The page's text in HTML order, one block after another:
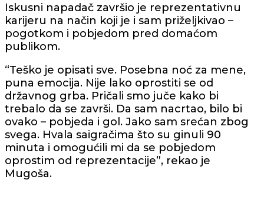
Iskusni napadač završio je reprezentativnu
karijeru na način koji je i sam priželjkivao –
pogotkom i pobjedom pred domaćom
publikom.
“Teško je opisati sve. Posebna noć za mene,
puna emocija. Nije lako oprostiti se od
državnog grba. Pričali smo juče kako bi
trebalo da se završi. Da sam nacrtao, bilo bi
ovako – pobjeda i gol. Jako sam srećan zbog
svega. Hvala saigračima što su ginuli 90
minuta i omogućili mi da se pobjedom
oprostim od reprezentacije”, rekao je
Mugoša.